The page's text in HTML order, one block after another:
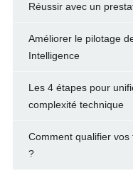
Réussir avec un
Améliorer le pilotage
Intelligence
Les 4 étapes pour
complexité technique
Comment qualifier
?